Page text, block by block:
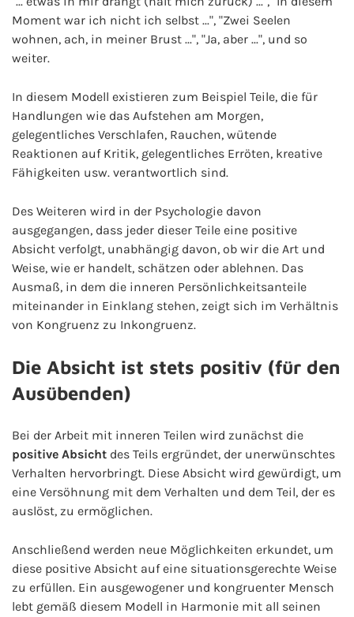
Moment war ich nicht ich selbst ...", "Zwei Seelen
wohnen, ach, in meiner Brust ...", "Ja, aber ...", und so
weiter.
In diesem Modell existieren zum Beispiel Teile, die für
Handlungen wie das Aufstehen am Morgen,
gelegentliches Verschlafen, Rauchen, wütende
Reaktionen auf Kritik, gelegentliches Erröten, kreative
Fähigkeiten usw. verantwortlich sind.
Des Weiteren wird in der Psychologie davon
ausgegangen, dass jeder dieser Teile eine positive
Absicht verfolgt, unabhängig davon, ob wir die Art und
Weise, wie er handelt, schätzen oder ablehnen. Das
Ausmaß, in dem die inneren Persönlichkeitsanteile
miteinander in Einklang stehen, zeigt sich im Verhältnis
von Kongruenz zu Inkongruenz.
Die Absicht ist stets positiv (für den
Ausübenden)
Bei der Arbeit mit inneren Teilen wird zunächst die
positive Absicht des Teils ergründet, der unerwünschtes
Verhalten hervorbringt. Diese Absicht wird gewürdigt, um
eine Versöhnung mit dem Verhalten und dem Teil, der es
auslöst, zu ermöglichen.
Anschließend werden neue Möglichkeiten erkundet, um
diese positive Absicht auf eine situationsgerechte Weise
zu erfüllen. Ein ausgewogener und kongruenter Mensch
lebt gemäß diesem Modell in Harmonie mit all seinen